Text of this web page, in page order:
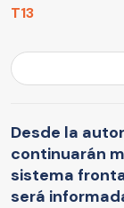
T13
Desde la
continuarán
sistema
será